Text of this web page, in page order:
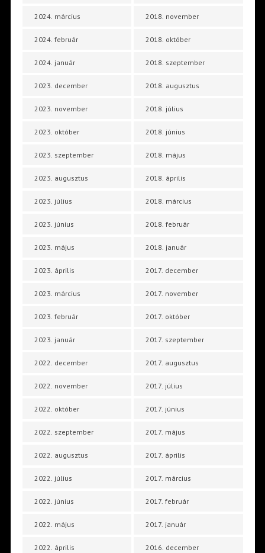
2024. március
2024. február
2024. január
2023. december
2023. november
2023. október
2023. szeptember
2023. augusztus
2023. július
2023. június
2023. május
2023. április
2023. március
2023. február
2023. január
2022. december
2022. november
2022. október
2022. szeptember
2022. augusztus
2022. július
2022. június
2022. május
2022. április
2018. november
2018. október
2018. szeptember
2018. augusztus
2018. július
2018. június
2018. május
2018. április
2018. március
2018. február
2018. január
2017. december
2017. november
2017. október
2017. szeptember
2017. augusztus
2017. július
2017. június
2017. május
2017. április
2017. március
2017. február
2017. január
2016. december